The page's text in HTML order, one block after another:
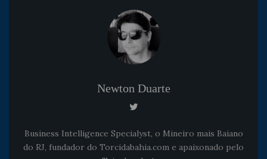
Newton Duarte
Business Intelligence Specialyst, o Mineiro mais Baiano
do RJ, fundador do Torcidabahia.com e apaixonado pelo